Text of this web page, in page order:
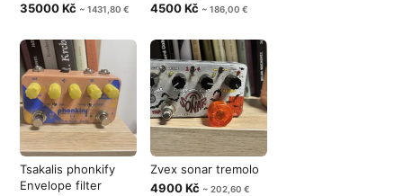
35000 Kč ~ 1431,80 €
4500 Kč ~ 186,00 €
Tsakalis phonkify
Envelope filter
Zvex sonar tremolo
4900 Kč ~ 202,60 €